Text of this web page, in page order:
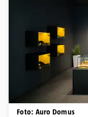
Foto: Auro Domus